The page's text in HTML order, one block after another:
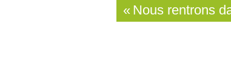
« Nous rentrons